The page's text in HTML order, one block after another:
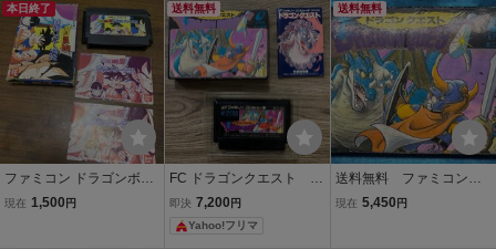
SFC スーパーファミ
コン
SFC スーパーファミ
コン
SFC スーパーファミ
コン ②
本日終了
ファミコン ドラゴンボー
ルZII 激神フリーザ!! 箱・
現在 1,500 円
送料無料
FC ドラゴンクエスト エ
ニックス 箱説明書付
ファミコン ドラゴンク
即決 7,200 円
Yahoo!フリマ
送料無料
送料無料 ファミコンソ
フト FC 箱/説明書付
現在 5,450 円